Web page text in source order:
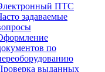
ПТС
задаваемые
по
выданных